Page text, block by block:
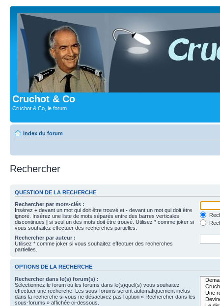
Cruchot & Co
Cruchot & Co, le forum
Index du forum
Rechercher
QUESTION DE LA RECHERCHE
Rechercher par mots-clés :
Insérez + devant un mot qui doit être trouvé et - devant un mot qui doit être
ignoré. Insérez une liste de mots séparés entre des barres verticales
discontinues | si seul un des mots doit être trouvé. Utilisez * comme joker si
vous souhaitez effectuer des recherches partielles.
Rechercher par auteur :
Utilisez * comme joker si vous souhaitez effectuer des recherches
partielles.
OPTIONS DE LA RECHERCHE
Rechercher dans le(s) forum(s) :
Sélectionnez le forum ou les forums dans le(s)quel(s) vous souhaitez
effectuer une recherche. Les sous-forums seront automatiquement inclus
dans la recherche si vous ne désactivez pas l’option « Rechercher dans les
sous-forums » affichée ci-dessous.